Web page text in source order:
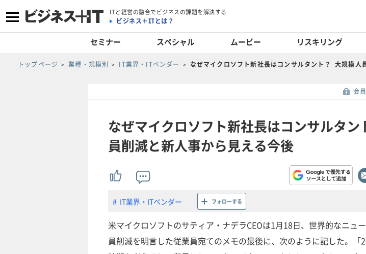
ITと経営の融合でビジネスの課題を解決する
ビジネス＋ITとは？
セミナー スペシャル ムービー リスキリング
トップページ 業種・規模別 IT業界・ITベンダー なぜマイクロソフト新社長はコンサルタント？ 大規模人
会
なぜマイクロソフト新社長はコンサルタ
員削減と新人事から見える今後
IT業界・ITベンダー フォローする
米マイクロソフトのサティア・ナデラCEOは1月18日、世界的なニュ
員削減を明言した従業員宛てのメモの最後に、次のように記した。「